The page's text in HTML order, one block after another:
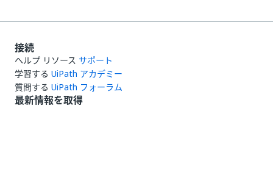
接続
ヘルプ リソース サポート
学習する UiPath アカデミー
質問する UiPath フォーラム
最新情報を取得